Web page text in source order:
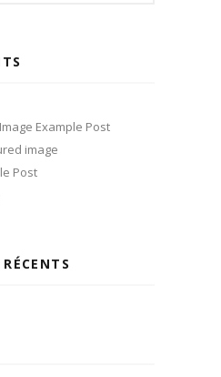
Example Post
image
Post